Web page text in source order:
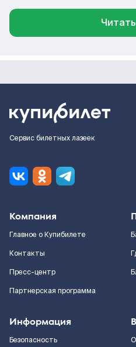
Сервис билетных лазеек
Компания
Главное о Купибилете
Контакты
Пресс-центр
Партнерская программа
Информация
Безопасность